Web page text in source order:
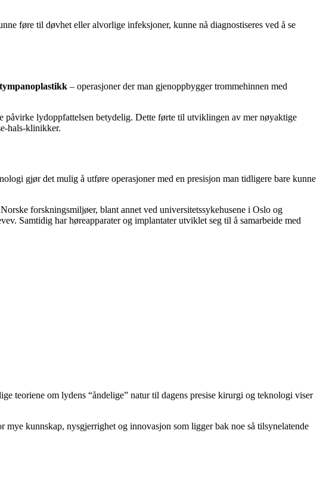
føre til døvhet eller alvorlige infeksjoner, kunne nå diagnostiseres ved å se
tympanoplastikk – operasjoner der man gjenoppbygger trommehinnen med
påvirke lydoppfattelsen betydelig. Dette førte til utviklingen av mer nøyaktige
hals-klinikker.
gjør det mulig å utføre operasjoner med en presisjon man tidligere bare kunne
forskningsmiljøer, blant annet ved universitetssykehusene i Oslo og
Samtidig har høreapparater og implantater utviklet seg til å samarbeide med
teoriene om lydens “åndelige” natur til dagens presise kirurgi og teknologi viser
kunnskap, nysgjerrighet og innovasjon som ligger bak noe så tilsynelatende